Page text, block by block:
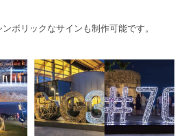
ボリックなサインも制作可能です。